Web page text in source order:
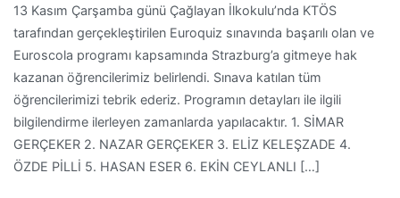
13 Kasım Çarşamba günü Çağlayan İlkokulu’nda KTÖS
tarafından gerçekleştirilen Euroquiz sınavında başarılı olan ve
Euroscola programı kapsamında Strazburg’a gitmeye hak
kazanan öğrencilerimiz belirlendi. Sınava katılan tüm
öğrencilerimizi tebrik ederiz. Programın detayları ile ilgili
bilgilendirme ilerleyen zamanlarda yapılacaktır. 1. SİMAR
GERÇEKER 2. NAZAR GERÇEKER 3. ELİZ KELEŞZADE 4.
ÖZDE PİLLİ 5. HASAN ESER 6. EKİN CEYLANLI […]